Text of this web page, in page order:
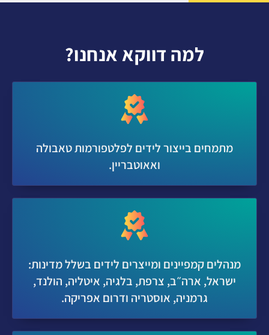
למה דווקא אנחנו?
מתמחים בייצור לידים לפלטפורמות טאבולה
ואאוטבריין.
מנהלים קמפיינים ומייצרים לידים בשלל מדינות:
ישראל, ארה״ב, צרפת, בלגיה, איטליה, הולנד,
גרמניה, אוסטריה ודרום אפריקה.